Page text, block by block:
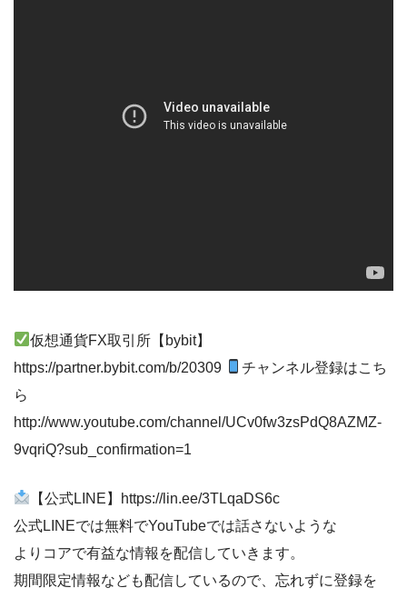
仮想通貨FX取引所【bybit】
https://partner.bybit.com/b/20309
チャンネル登録はこち
ら
http://www.youtube.com/channel/UCv0fw3zsPdQ8AZMZ-
9vqriQ?sub_confirmation=1
【公式LINE】https://lin.ee/3TLqaDS6c
公式LINEでは無料でYouTubeでは話さないような
よりコアで有益な情報を配信していきます。
期間限定情報なども配信しているので、忘れずに登録を